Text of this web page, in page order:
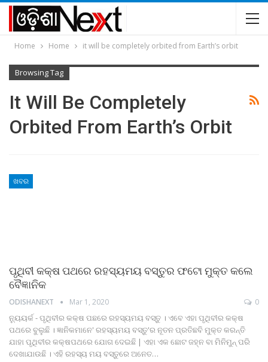
Home Home it will be completely orbited from Earth’s orbit
Browsing Tag
It Will Be Completely
Orbited From Earth’s Orbit
ଖବର
ପୃଥିବୀ କକ୍ଷ ପଥରେ ରହସ୍ୟମୟ ବସ୍ତୁର ଫଟୋ ମୁକ୍ତ କଲେ
ବୈଜ୍ଞାନିକ
ODISHANEXT Mar 1, 2020 0
ନ୍ୟୁୟର୍କ - ପୃଥିବୀର କକ୍ଷ ପଛରେ ରହସ୍ୟମୟ ବସ୍ତୁ । ଏବେ ଏହା ପୃଥିବୀର କକ୍ଷ
ପଥରେ ବୁଲୁଛି । ଜ୍ଞାନିକମାନେ' ରହସ୍ୟମୟ ବସ୍ତୁ'ର ନୂତନ ପ୍ରତିଛବି ମୁକ୍ତ କରନ୍ତି
ଯାହା ପୃଥିବୀର କକ୍ଷପଥରେ ଯୋଗ ଦେଇଛି | ଏହା ଏକ ଛୋଟ ଜହ୍ନ ବା ମିନିମୁନ୍ ପରି
ଦେଖାଯାଉଛି । ଏହି ରହସ୍ୟ ମୟ ବସ୍ତୁରେ ଅନେତ…